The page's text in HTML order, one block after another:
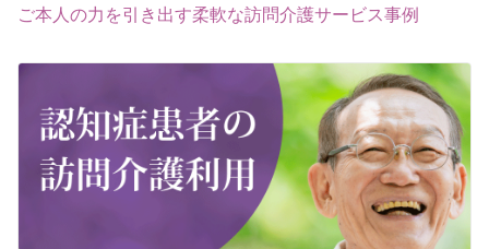
ご本人の力を引き出す柔軟な訪問介護サービス事例